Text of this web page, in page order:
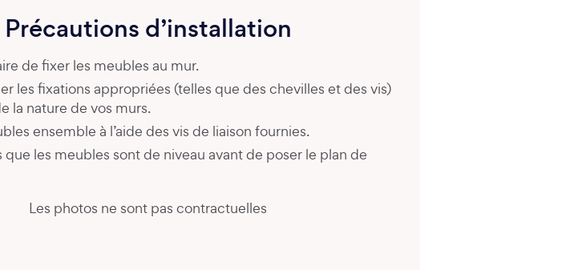
Précautions d’installation
de fixer les meubles au mur.
les fixations appropriées (telles que des chevilles et des vis)
la nature de vos murs.
ensemble à l’aide des vis de liaison fournies.
que les meubles sont de niveau avant de poser le plan de
Les photos ne sont pas contractuelles